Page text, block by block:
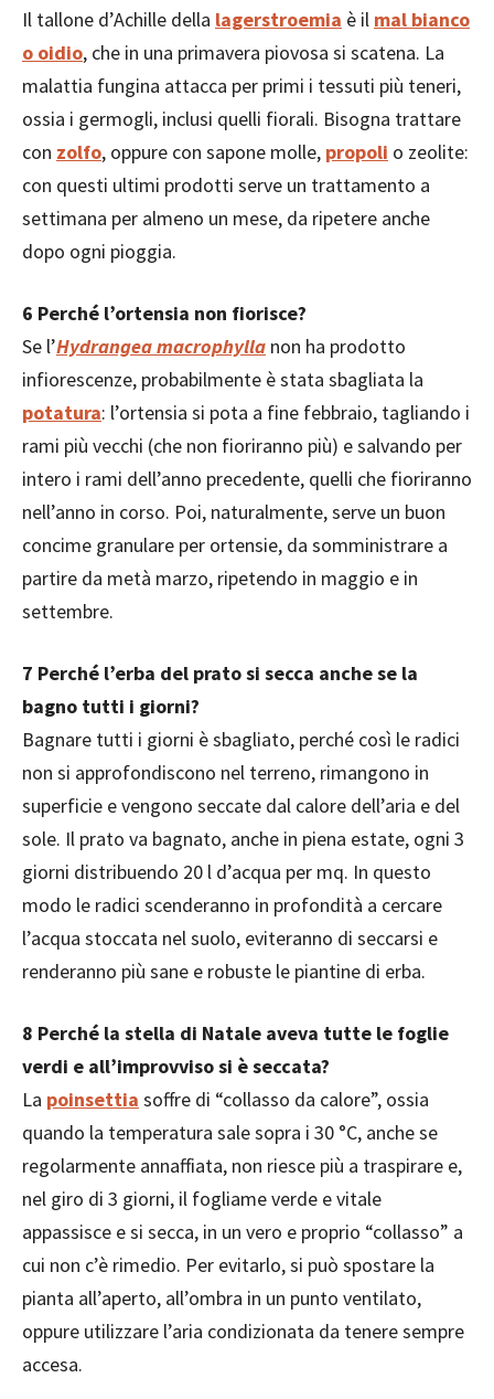
Il tallone d’Achille della lagerstroemia è il mal bianco
o oidio, che in una primavera piovosa si scatena. La
malattia fungina attacca per primi i tessuti più teneri,
ossia i germogli, inclusi quelli fiorali. Bisogna trattare
con zolfo, oppure con sapone molle, propoli o zeolite:
con questi ultimi prodotti serve un trattamento a
settimana per almeno un mese, da ripetere anche
dopo ogni pioggia.
6 Perché l’ortensia non fiorisce?
Se l’Hydrangea macrophylla non ha prodotto
infiorescenze, probabilmente è stata sbagliata la
potatura: l’ortensia si pota a fine febbraio, tagliando i
rami più vecchi (che non fioriranno più) e salvando per
intero i rami dell’anno precedente, quelli che fioriranno
nell’anno in corso. Poi, naturalmente, serve un buon
concime granulare per ortensie, da somministrare a
partire da metà marzo, ripetendo in maggio e in
settembre.
7 Perché l’erba del prato si secca anche se la
bagno tutti i giorni?
Bagnare tutti i giorni è sbagliato, perché così le radici
non si approfondiscono nel terreno, rimangono in
superficie e vengono seccate dal calore dell’aria e del
sole. Il prato va bagnato, anche in piena estate, ogni 3
giorni distribuendo 20 l d’acqua per mq. In questo
modo le radici scenderanno in profondità a cercare
l’acqua stoccata nel suolo, eviteranno di seccarsi e
renderanno più sane e robuste le piantine di erba.
8 Perché la stella di Natale aveva tutte le foglie
verdi e all’improvviso si è seccata?
La poinsettia soffre di “collasso da calore”, ossia
quando la temperatura sale sopra i 30 °C, anche se
regolarmente annaffiata, non riesce più a traspirare e,
nel giro di 3 giorni, il fogliame verde e vitale
appassisce e si secca, in un vero e proprio “collasso” a
cui non c’è rimedio. Per evitarlo, si può spostare la
pianta all’aperto, all’ombra in un punto ventilato,
oppure utilizzare l’aria condizionata da tenere sempre
accesa.